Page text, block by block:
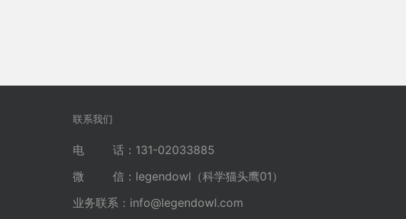
联系我们
电 话：131-02033885
微 信：legendowl（科学猫头鹰01）
业务联系： info@legendowl.com